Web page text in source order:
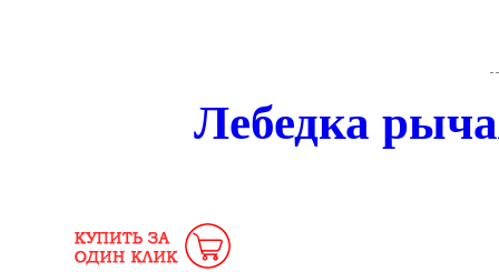
Лебедка